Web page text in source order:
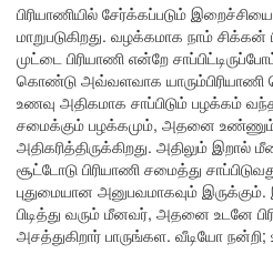
பிரியாணியில் சேர்க்கப்படும்
மாறுபடுகிறது. வழக்கமாக நாம் சிக்கன்
முட்டை பிரியாணி என்றே
கொண்டு அவ்வளவாக
உணவு அதிகமாக சாப்பிடும் பழக்கம்
சமைக்கும் பழக்கமும், அதனை
அதிகரித்திருக்கிறது. அதிலும் இறால்
சூட்டோடு பிரியாணி சமைத்து
புதுமையான அனுபவமாகவும்
பிடித்து வரும் மீனவர், அதனை உடனே
அசத்துகிறார் பாருங்கள. வீடியோ